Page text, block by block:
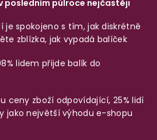
posledním půlroce nejčastěji
je spokojeno s tím, jak diskrétně
zblízka, jak vypadá balíček
lidem přijde balík do
ceny zboží odpovídající, 25% lidí
jako největší výhodu e-shopu